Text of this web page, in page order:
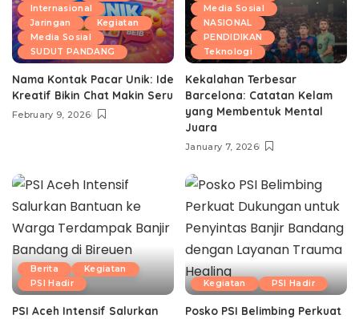
Internasional
Jaringan
Kegiatan
Media Sosial
SUDUT PANDANG
Nama Kontak Pacar Unik: Ide
Kreatif Bikin Chat Makin Seru
February 9, 2026
Media Sosial
NASIONAL
PENDIDIKAN
Teknologi
Kekalahan Terbesar
Barcelona: Catatan Kelam
yang Membentuk Mental
Juara
January 7, 2026
Berita
Kegiatan
PSI Hadir
PSI Aceh Intensif Salurkan
Kegiatan PSI Hadir
Posko PSI Belimbing Perkuat